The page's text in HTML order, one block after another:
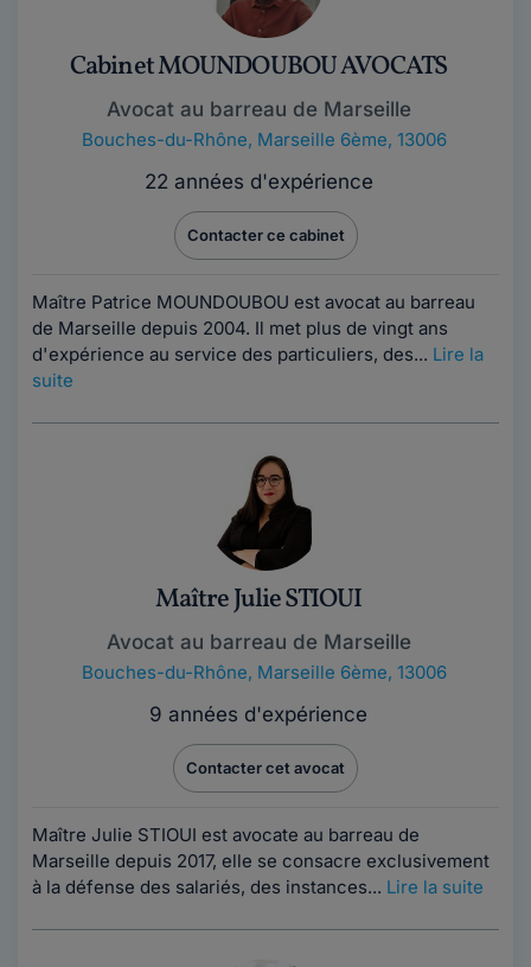
Cabinet MOUNDOUBOU AVOCATS
Avocat au barreau de Marseille
Bouches-du-Rhône, Marseille 6ème, 13006
22 années d'expérience
Contacter ce cabinet
Maître Patrice MOUNDOUBOU est avocat au barreau
de Marseille depuis 2004. Il met plus de vingt ans
d'expérience au service des particuliers, des... Lire la
suite
Maître Julie STIOUI
Avocat au barreau de Marseille
Bouches-du-Rhône, Marseille 6ème, 13006
9 années d'expérience
Contacter cet avocat
Maître Julie STIOUI est avocate au barreau de
Marseille depuis 2017, elle se consacre exclusivement
à la défense des salariés, des instances... Lire la suite